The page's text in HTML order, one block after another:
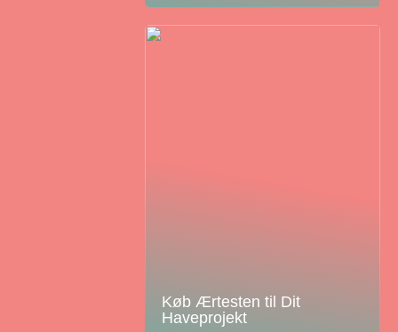
Køb Ærtesten til Dit
Haveprojekt